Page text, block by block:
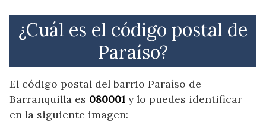
¿Cuál es el código postal de
Paraíso?
El código postal del barrio Paraíso de
Barranquilla es 080001 y lo puedes identificar
en la siguiente imagen: